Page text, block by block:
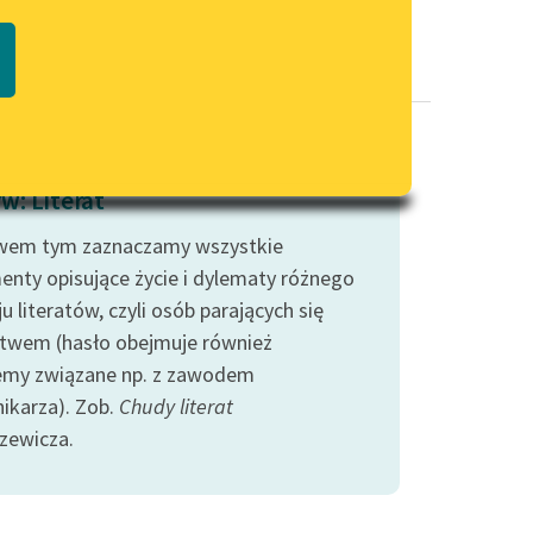
PDF
wrażliwych
Deklaracja dostępności
Literat
tym zaznaczamy wszystkie
opisujące życie i dylematy różnego
literatów, czyli osób parających się
(hasło obejmuje również
związane np. z zawodem
Zob. Chudy literat